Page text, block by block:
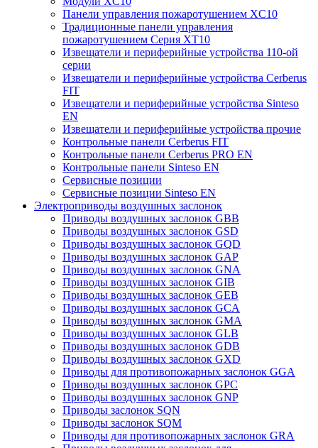
Панели управления пожаротушением XC10
Традиционные панели управления
пожаротушением Серия XT10
Извещатели и периферийные устройства 110-ой
серии
Извещатели и периферийные устройства Cerberus
FIT
Извещатели и периферийные устройства Sinteso
EN
Извещатели и периферийные устройства прочие
Контрольные панели Cerberus FIT
Контрольные панели Cerberus PRO EN
Контрольные панели Sinteso EN
Сервисные позиции
Сервисные позиции Sinteso EN
Электроприводы воздушных заслонок
Приводы воздушных заслонок GBB
Приводы воздушных заслонок GSD
Приводы воздушных заслонок GQD
Приводы воздушных заслонок GAP
Приводы воздушных заслонок GNA
Приводы воздушных заслонок GIB
Приводы воздушных заслонок GEB
Приводы воздушных заслонок GCA
Приводы воздушных заслонок GMA
Приводы воздушных заслонок GLB
Приводы воздушных заслонок GDB
Приводы воздушных заслонок GXD
Приводы для противопожарных заслонок GGA
Приводы воздушных заслонок GPC
Приводы воздушных заслонок GNP
Приводы заслонок SQN
Приводы заслонок SQM
Приводы для противопожарных заслонок GRA